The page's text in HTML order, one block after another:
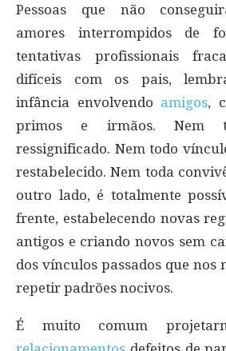
Pessoas que não
amores interrompidos de
tentativas profissionais
difíceis com os pais,
infância envolvendo amigos,
primos e irmãos. Nem
ressignificado. Nem todo
restabelecido. Nem toda
outro lado, é totalmente
frente, estabelecendo novas
antigos e criando novos sem
dos vínculos passados que nos
repetir padrões nocivos.
É muito comum